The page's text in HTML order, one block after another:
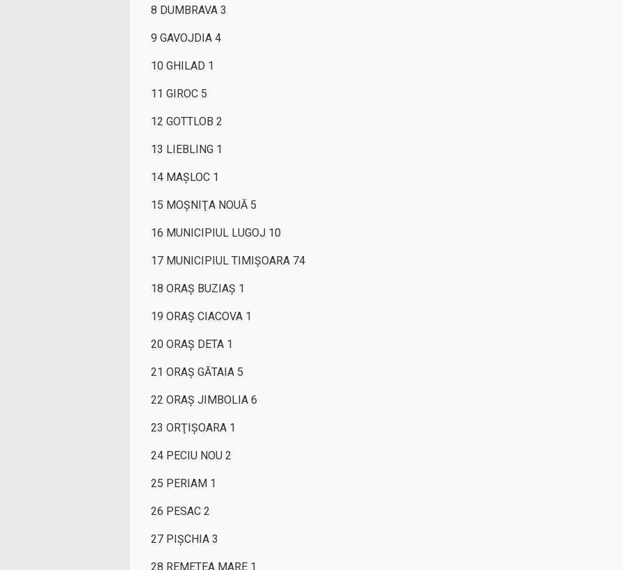
8 DUMBRAVA 3
9 GAVOJDIA 4
10 GHILAD 1
11 GIROC 5
12 GOTTLOB 2
13 LIEBLING 1
14 MAŞLOC 1
15 MOŞNIŢA NOUĂ 5
16 MUNICIPIUL LUGOJ 10
17 MUNICIPIUL TIMIŞOARA 74
18 ORAŞ BUZIAŞ 1
19 ORAŞ CIACOVA 1
20 ORAŞ DETA 1
21 ORAŞ GĂTAIA 5
22 ORAŞ JIMBOLIA 6
23 ORŢIŞOARA 1
24 PECIU NOU 2
25 PERIAM 1
26 PESAC 2
27 PIŞCHIA 3
28 REMETEA MARE 1